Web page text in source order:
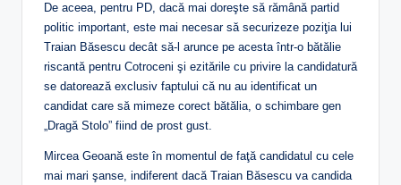
De aceea, pentru PD, dacă mai doreşte să rămână partid
politic important, este mai necesar să securizeze poziţia lui
Traian Băsescu decât să-l arunce pe acesta într-o bătălie
riscantă pentru Cotroceni şi ezitările cu privire la candidatură
se datorează exclusiv faptului că nu au identificat un
candidat care să mimeze corect bătălia, o schimbare gen
„Dragă Stolo” fiind de prost gust.
Mircea Geoană este în momentul de faţă candidatul cu cele
mai mari şanse, indiferent dacă Traian Băsescu va candida